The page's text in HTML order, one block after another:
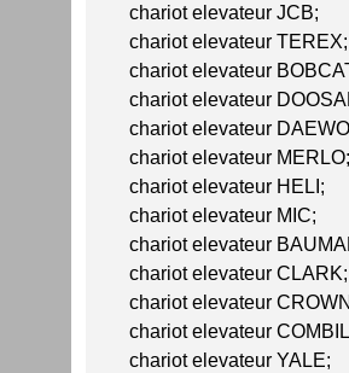
chariot elevateur JCB;
chariot elevateur TEREX;
chariot elevateur
chariot elevateur
chariot elevateur
chariot elevateur MERLO;
chariot elevateur HELI;
chariot elevateur MIC;
chariot elevateur
chariot elevateur CLARK;
chariot elevateur
chariot elevateur
chariot elevateur YALE;